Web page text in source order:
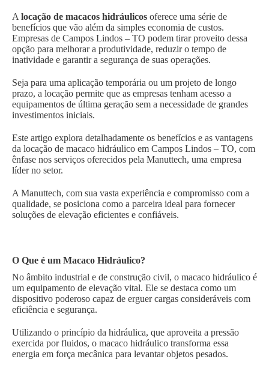
A locação de macacos hidráulicos oferece uma série de
benefícios que vão além da simples economia de custos.
Empresas de Campos Lindos – TO podem tirar proveito dessa
opção para melhorar a produtividade, reduzir o tempo de
inatividade e garantir a segurança de suas operações.
Seja para uma aplicação temporária ou um projeto de longo
prazo, a locação permite que as empresas tenham acesso a
equipamentos de última geração sem a necessidade de grandes
investimentos iniciais.
Este artigo explora detalhadamente os benefícios e as vantagens
da locação de macaco hidráulico em Campos Lindos – TO, com
ênfase nos serviços oferecidos pela Manuttech, uma empresa
líder no setor.
A Manuttech, com sua vasta experiência e compromisso com a
qualidade, se posiciona como a parceira ideal para fornecer
soluções de elevação eficientes e confiáveis.
O Que é um Macaco Hidráulico?
No âmbito industrial e de construção civil, o macaco hidráulico é
um equipamento de elevação vital. Ele se destaca como um
dispositivo poderoso capaz de erguer cargas consideráveis com
eficiência e segurança.
Utilizando o princípio da hidráulica, que aproveita a pressão
exercida por fluidos, o macaco hidráulico transforma essa
energia em força mecânica para levantar objetos pesados.